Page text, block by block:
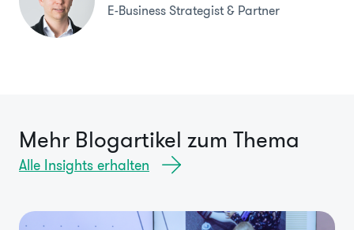
E-Business Strategist & Partner
Mehr Blogartikel zum Thema
Alle Insights erhalten